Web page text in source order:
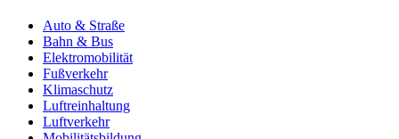
Auto & Straße
Bahn & Bus
Elektromobilität
Fußverkehr
Klimaschutz
Luftreinhaltung
Luftverkehr